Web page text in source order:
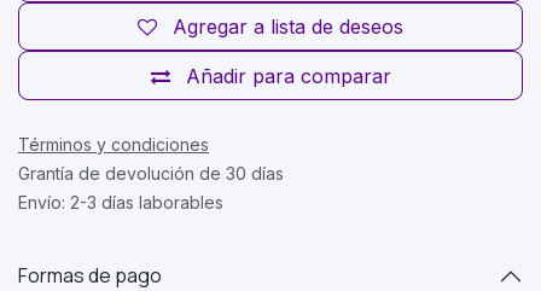
Añadir para comparar
Agregar a lista de deseos
Términos y condiciones
Grantía de devolución de 30 días
Envío: 2-3 días laborables
Formas de pago